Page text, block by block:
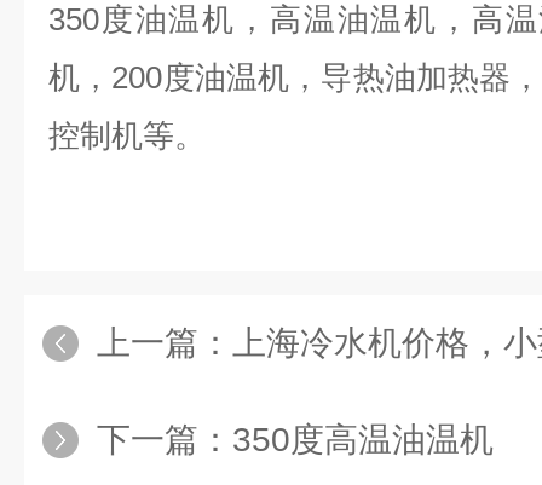
350度油温机，高温油温机，高
机，200度油温机，导热油加热器
控制机等。
上一篇： 上海冷水机价格，
下一篇： 350度高温油温机